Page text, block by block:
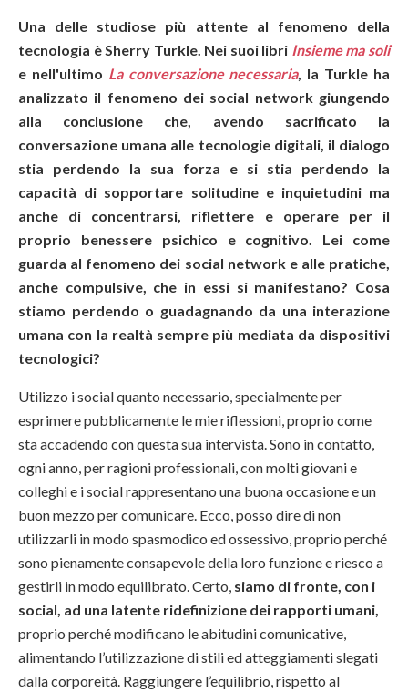
Una delle studiose più attente al fenomeno della
tecnologia è Sherry Turkle. Nei suoi libri Insieme ma soli
e nell'ultimo La conversazione necessaria, la Turkle ha
analizzato il fenomeno dei social network giungendo
alla conclusione che, avendo sacrificato la
conversazione umana alle tecnologie digitali, il dialogo
stia perdendo la sua forza e si stia perdendo la
capacità di sopportare solitudine e inquietudini ma
anche di concentrarsi, riflettere e operare per il
proprio benessere psichico e cognitivo. Lei come
guarda al fenomeno dei social network e alle pratiche,
anche compulsive, che in essi si manifestano? Cosa
stiamo perdendo o guadagnando da una interazione
umana con la realtà sempre più mediata da dispositivi
tecnologici?
Utilizzo i social quanto necessario, specialmente per
esprimere pubblicamente le mie riflessioni, proprio come
sta accadendo con questa sua intervista. Sono in contatto,
ogni anno, per ragioni professionali, con molti giovani e
colleghi e i social rappresentano una buona occasione e un
buon mezzo per comunicare. Ecco, posso dire di non
utilizzarli in modo spasmodico ed ossessivo, proprio perché
sono pienamente consapevole della loro funzione e riesco a
gestirli in modo equilibrato. Certo, siamo di fronte, con i
social, ad una latente ridefinizione dei rapporti umani,
proprio perché modificano le abitudini comunicative,
alimentando l’utilizzazione di stili ed atteggiamenti slegati
dalla corporeità. Raggiungere l’equilibrio, rispetto al